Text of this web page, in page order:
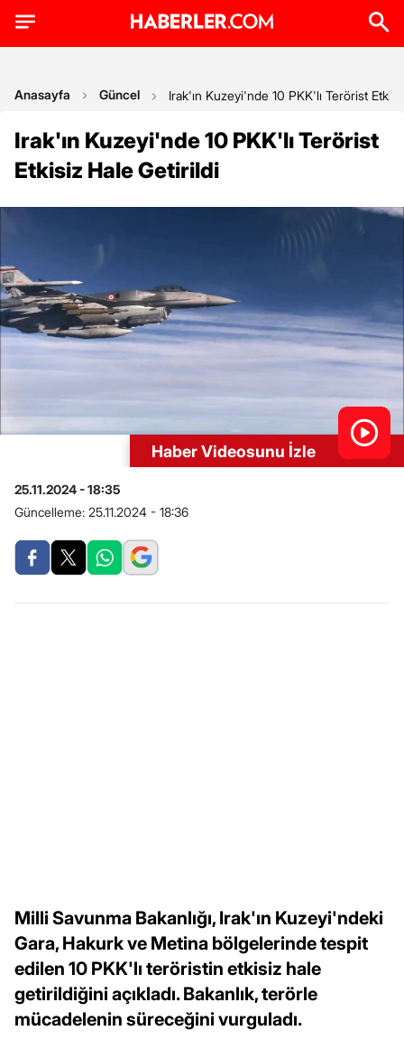
Anasayfa Güncel Irak'ın Kuzeyi'nde 10 PKK'lı Terörist
Irak'ın Kuzeyi'nde 10 PKK'lı Terörist
Etkisiz Hale Getirildi
Haber Videosunu İzle
25.11.2024 - 18:35
Güncelleme: 25.11.2024 - 18:36
Milli Savunma Bakanlığı, Irak'ın Kuzeyi'ndeki
Gara, Hakurk ve Metina bölgelerinde tespit
edilen 10 PKK'lı teröristin etkisiz hale
getirildiğini açıkladı. Bakanlık, terörle
mücadelenin süreceğini vurguladı.